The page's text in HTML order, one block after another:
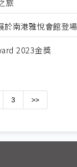
旅
於南港雅悅會館登場
2023金獎
3 >>